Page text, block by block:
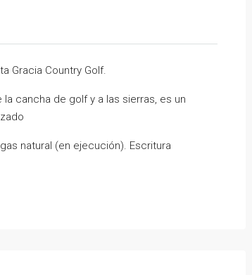
Gracia Country Golf.
cancha de golf y a las sierras, es un
natural (en ejecución). Escritura